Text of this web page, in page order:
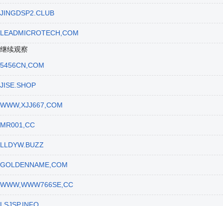
JINGDSP2.CLUB
LEADMICROTECH,COM
继续观察
5456CN,COM
JISE.SHOP
WWW,XJJ667,COM
MR001,CC
LLDYW.BUZZ
GOLDENNAME,COM
WWW,WWW766SE,CC